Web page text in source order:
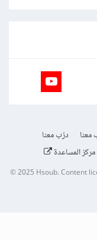
معنا
درّب معنا
مركز المساعدة
© 2025 Hsoub.Content